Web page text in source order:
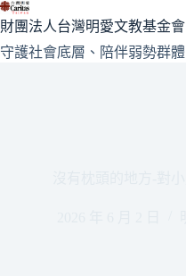
跳
至
主
財團法人台灣明愛文教基金會
守護社會底層、陪伴弱勢群體